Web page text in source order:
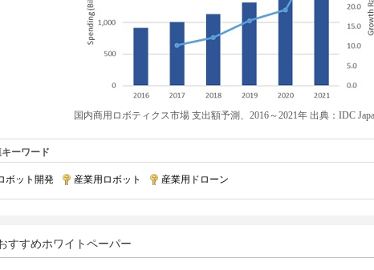
国内商用ロボティクス市場 支出額予測、2016～2021年 出典：IDC
キーワード
ボット開発 産業用ロボット 産業用ドローン
すすめホワイトペーパー